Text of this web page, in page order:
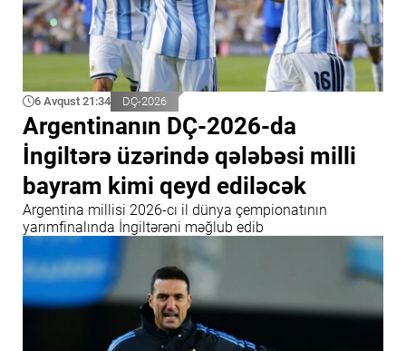
6 Avqust 21:34 DÇ-2026
Argentinanın DÇ-2026-da
İngiltərə üzərində qələbəsi milli
bayram kimi qeyd ediləcək
Argentina millisi 2026-cı il dünya çempionatının
yarımfinalında İngiltərəni məğlub edib